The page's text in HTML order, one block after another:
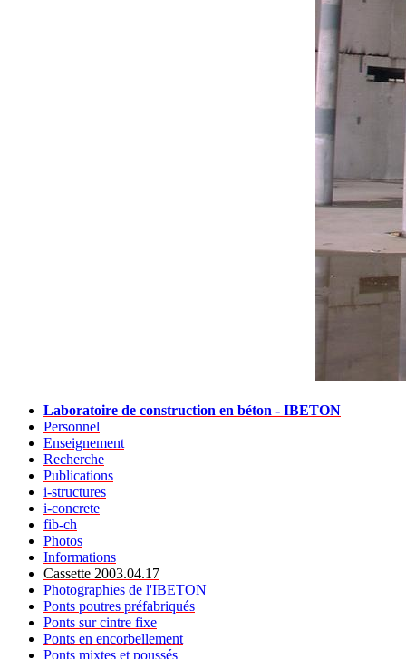
Laboratoire de construction en béton - IBETON
Personnel
Enseignement
Recherche
Publications
i-structures
i-concrete
fib-ch
Photos
Informations
Cassette 2003.04.17
Photographies de l'IBETON
Ponts poutres préfabriqués
Ponts sur cintre fixe
Ponts en encorbellement
Ponts mixtes et poussés